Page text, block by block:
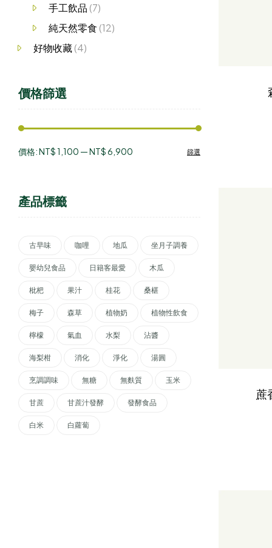
蔗
手工飲品 (7)
純天然零食 (12)
好物收藏 (4)
價格篩選
篩選
價格:NT$ 1,100 —NT$ 6,900
產品標籤
古早味 咖哩 地瓜 坐月子調養
嬰幼兒食品 日籍客最愛 木瓜
枇杷 果汁 桂花 桑椹
梅子 森草 植物奶 植物性飲食
檸檬 氣血 水梨 沾醬
海梨柑 消化 淨化 湯圓
烹調調味 無糖 無麩質 玉米
甘蔗 甘蔗汁發酵 發酵食品
白米 白蘿蔔